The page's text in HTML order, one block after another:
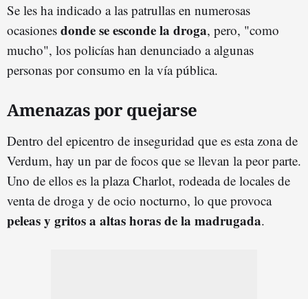
Se les ha indicado a las patrullas en numerosas
ocasiones donde se esconde la droga, pero, "como
mucho", los policías han denunciado a algunas
personas por consumo en la vía pública.
Amenazas por quejarse
Dentro del epicentro de inseguridad que es esta zona de
Verdum, hay un par de focos que se llevan la peor parte.
Uno de ellos es la plaza Charlot, rodeada de locales de
venta de droga y de ocio nocturno, lo que provoca
peleas y gritos a altas horas de la madrugada.